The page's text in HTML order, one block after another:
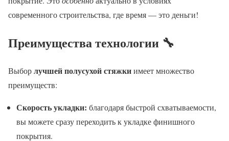
современного строительства, где время — это деньги!
Преимущества технологии 🔧
Выборлучшей полусухой стяжкиимеет множество
преимуществ:
Скорость укладки: благодаря быстрой схватываемости,
вы можете сразу переходить к укладке финишного
покрытия.